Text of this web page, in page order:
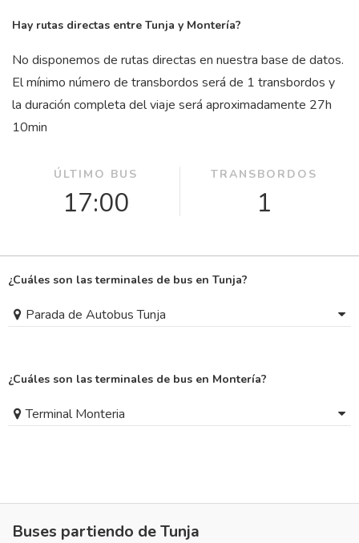
Hay rutas directas entre Tunja y Montería?
No disponemos de rutas directas en nuestra base de datos.
El mínimo número de transbordos será de 1 transbordos y
la duración completa del viaje será aproximadamente 27h
10min
ÚLTIMO BUS
17:00
TRANSBORDOS
1
¿Cuáles son las terminales de bus en Tunja?
Parada de Autobus Tunja
¿Cuáles son las terminales de bus en Montería?
Terminal Monteria
Buses partiendo de Tunja